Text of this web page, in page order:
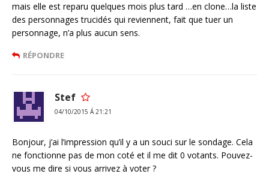
mais elle est reparu quelques mois plus tard …en clone…la liste
des personnages trucidés qui reviennent, fait que tuer un
personnage, n’a plus aucun sens.
RÉPONDRE
Stef
04/10/2015 Á 21:21
Bonjour, j’ai l’impression qu’il y a un souci sur le sondage. Cela
ne fonctionne pas de mon coté et il me dit 0 votants. Pouvez-
vous me dire si vous arrivez à voter ?